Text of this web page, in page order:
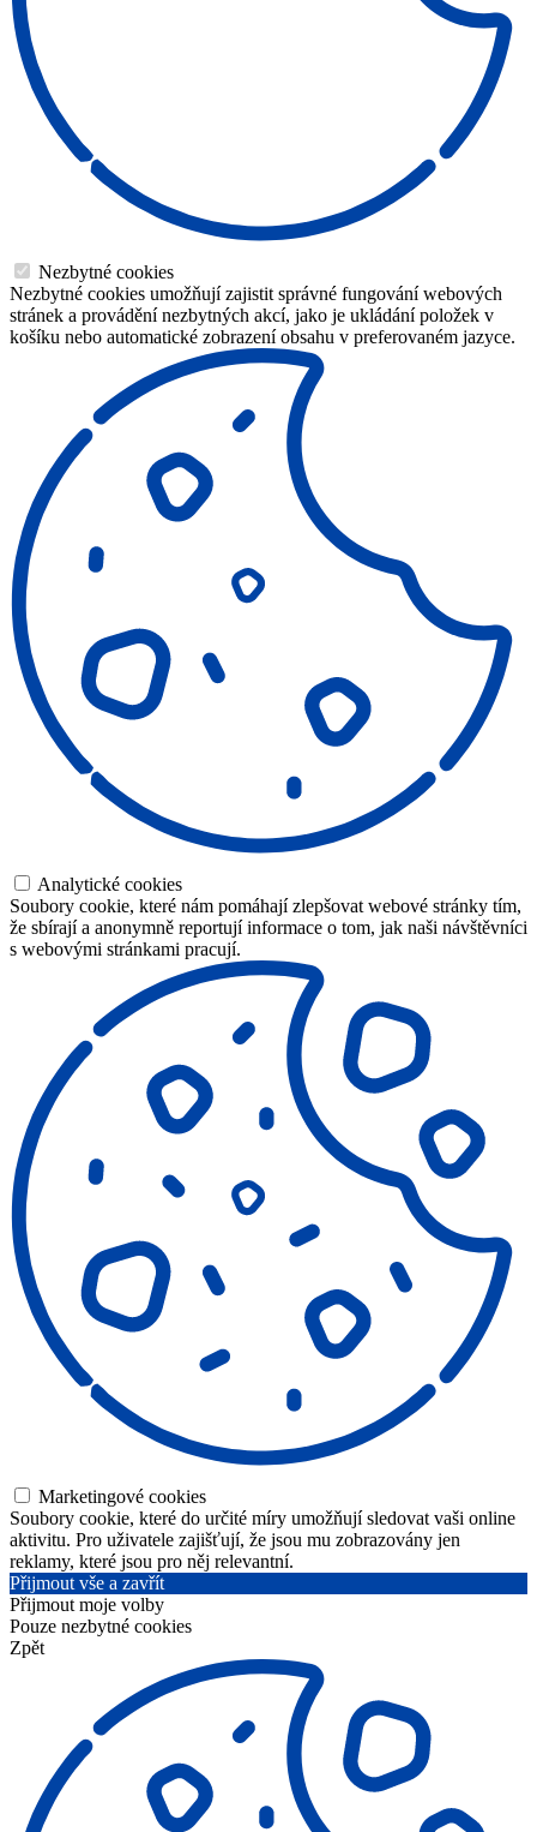
Nezbytné cookies
Nezbytné cookies umožňují zajistit správné fungování webových
stránek a provádění nezbytných akcí, jako je ukládání položek v
košíku nebo automatické zobrazení obsahu v preferovaném jazyce.
Analytické cookies
Soubory cookie, které nám pomáhají zlepšovat webové stránky tím,
že sbírají a anonymně reportují informace o tom, jak naši návštěvníci
s webovými stránkami pracují.
Marketingové cookies
Soubory cookie, které do určité míry umožňují sledovat vaši online
aktivitu. Pro uživatele zajišťují, že jsou mu zobrazovány jen
reklamy, které jsou pro něj relevantní.
Přijmout vše a zavřít
Přijmout moje volby
Pouze nezbytné cookies
Zpět